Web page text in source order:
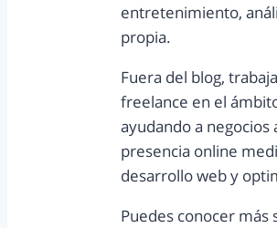
entretenimiento,
propia.
Fuera del blog,
freelance en el
ayudando a negocios
presencia online
desarrollo web y
Puedes conocer más